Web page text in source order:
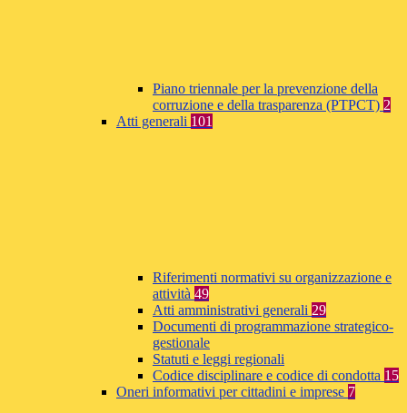
Piano triennale per la prevenzione della
corruzione e della trasparenza (PTPCT) 2
Atti generali 101
Riferimenti normativi su organizzazione e
attività 49
Atti amministrativi generali 29
Documenti di programmazione strategico-
gestionale
Statuti e leggi regionali
Codice disciplinare e codice di condotta 15
Oneri informativi per cittadini e imprese 7